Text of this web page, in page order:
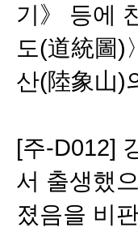
기》 등에
도(道統圖)
산(陸象山)
[주-D012]
서 출생했
졌음을 비